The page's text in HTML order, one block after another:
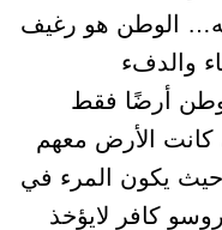
الوطن هو رغيف
والدفء
أرضًا فقط
كانت الأرض معهم
يكون المرء في
كافر لايؤخذ